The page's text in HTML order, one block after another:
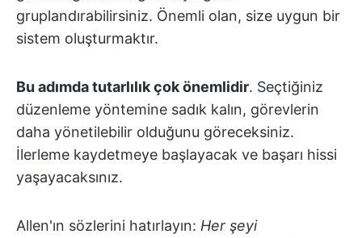
gruplandırabilirsiniz. Önemli olan, size uygun bir
sistem oluşturmaktır.
Bu adımda tutarlılık çok önemlidir. Seçtiğiniz
düzenleme yöntemine sadık kalın, görevlerin
daha yönetilebilir olduğunu göreceksiniz.
İlerleme kaydetmeye başlayacak ve başarı hissi
yaşayacaksınız.
Allen'ın sözlerini hatırlayın: Her şeyi